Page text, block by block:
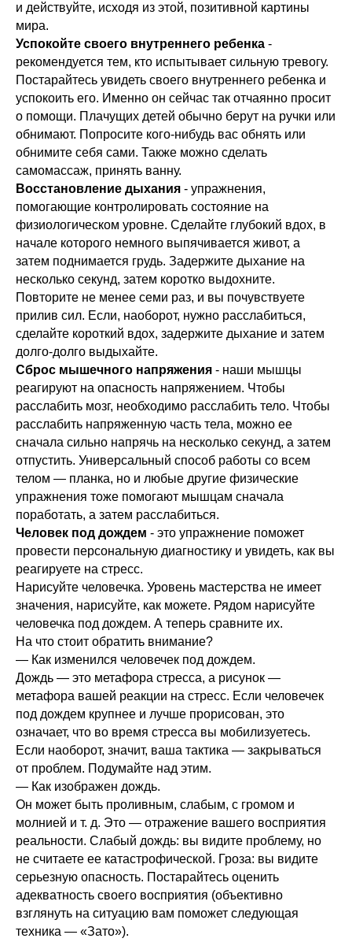
и действуйте, исходя из этой, позитивной картины
мира.
Успокойте своего внутреннего ребенка -
рекомендуется тем, кто испытывает сильную тревогу.
Постарайтесь увидеть своего внутреннего ребенка и
успокоить его. Именно он сейчас так отчаянно просит
о помощи. Плачущих детей обычно берут на ручки или
обнимают. Попросите кого-нибудь вас обнять или
обнимите себя сами. Также можно сделать
самомассаж, принять ванну.
Восстановление дыхания - упражнения,
помогающие контролировать состояние на
физиологическом уровне. Сделайте глубокий вдох, в
начале которого немного выпячивается живот, а
затем поднимается грудь. Задержите дыхание на
несколько секунд, затем коротко выдохните.
Повторите не менее семи раз, и вы почувствуете
прилив сил. Если, наоборот, нужно расслабиться,
сделайте короткий вдох, задержите дыхание и затем
долго-долго выдыхайте.
Сброс мышечного напряжения - наши мышцы
реагируют на опасность напряжением. Чтобы
расслабить мозг, необходимо расслабить тело. Чтобы
расслабить напряженную часть тела, можно ее
сначала сильно напрячь на несколько секунд, а затем
отпустить. Универсальный способ работы со всем
телом — планка, но и любые другие физические
упражнения тоже помогают мышцам сначала
поработать, а затем расслабиться.
Человек под дождем - это упражнение поможет
провести персональную диагностику и увидеть, как вы
реагируете на стресс.
Нарисуйте человечка. Уровень мастерства не имеет
значения, нарисуйте, как можете. Рядом нарисуйте
человечка под дождем. А теперь сравните их.
На что стоит обратить внимание?
— Как изменился человечек под дождем.
Дождь — это метафора стресса, а рисунок —
метафора вашей реакции на стресс. Если человечек
под дождем крупнее и лучше прорисован, это
означает, что во время стресса вы мобилизуетесь.
Если наоборот, значит, ваша тактика — закрываться
от проблем. Подумайте над этим.
— Как изображен дождь.
Он может быть проливным, слабым, с громом и
молнией и т. д. Это — отражение вашего восприятия
реальности. Слабый дождь: вы видите проблему, но
не считаете ее катастрофической. Гроза: вы видите
серьезную опасность. Постарайтесь оценить
адекватность своего восприятия (объективно
взглянуть на ситуацию вам поможет следующая
техника — «Зато»).